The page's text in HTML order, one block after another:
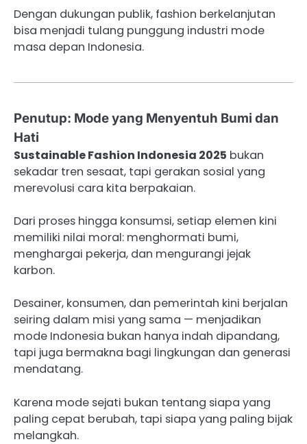
Dengan dukungan publik, fashion berkelanjutan
bisa menjadi tulang punggung industri mode
masa depan Indonesia.
Penutup: Mode yang Menyentuh Bumi dan
Hati
Sustainable Fashion Indonesia 2025 bukan
sekadar tren sesaat, tapi gerakan sosial yang
merevolusi cara kita berpakaian.
Dari proses hingga konsumsi, setiap elemen kini
memiliki nilai moral: menghormati bumi,
menghargai pekerja, dan mengurangi jejak
karbon.
Desainer, konsumen, dan pemerintah kini berjalan
seiring dalam misi yang sama — menjadikan
mode Indonesia bukan hanya indah dipandang,
tapi juga bermakna bagi lingkungan dan generasi
mendatang.
Karena mode sejati bukan tentang siapa yang
paling cepat berubah, tapi siapa yang paling bijak
melangkah.